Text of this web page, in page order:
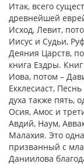
Итак, всего
древнейшей
Исход, Левит,
Иисус и Судьи,
Деяния Царств,
книга Ездры.
Иова, потом –
Екклесиаст,
духа также пять,
Осия, Амос и
Авдий, Наум,
Малахия. Это
призванный с
Даниилова